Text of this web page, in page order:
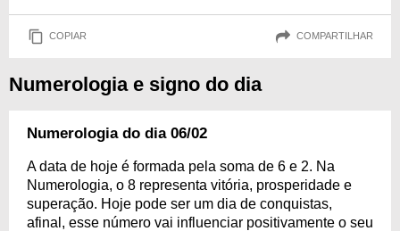
COPIAR COMPARTILHAR
Numerologia e signo do dia
Numerologia do dia 06/02
A data de hoje é formada pela soma de 6 e 2. Na
Numerologia, o 8 representa vitória, prosperidade e
superação. Hoje pode ser um dia de conquistas,
afinal, esse número vai influenciar positivamente o seu